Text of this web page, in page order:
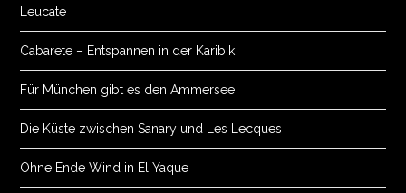
Leucate
Cabarete – Entspannen in der Karibik
Für München gibt es den Ammersee
Die Küste zwischen Sanary und Les Lecques
Ohne Ende Wind in El Yaque